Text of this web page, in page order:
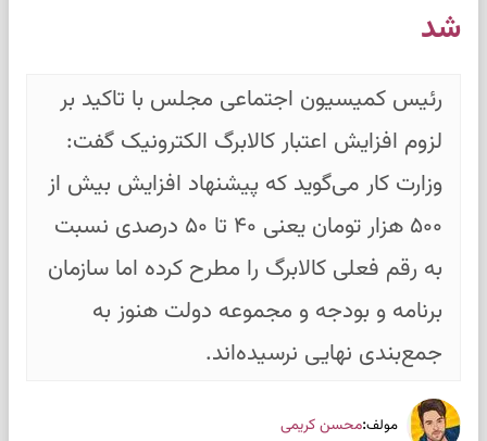
شد
رئیس کمیسیون اجتماعی مجلس با تاکید بر
لزوم افزایش اعتبار کالابرگ الکترونیک گفت:
وزارت کار می‌گوید که پیشنهاد افزایش بیش از
۵۰۰ هزار تومان یعنی ۴۰ تا ۵۰ درصدی نسبت
به رقم فعلی کالابرگ را مطرح کرده اما سازمان
برنامه و بودجه و مجموعه دولت هنوز به
جمع‌بندی نهایی نرسیده‌اند.
مولف:محسن کریمی